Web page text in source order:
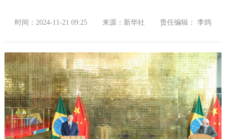
时间：2024-11-21 09:25 来源：新华社 责任编辑： 李鸽